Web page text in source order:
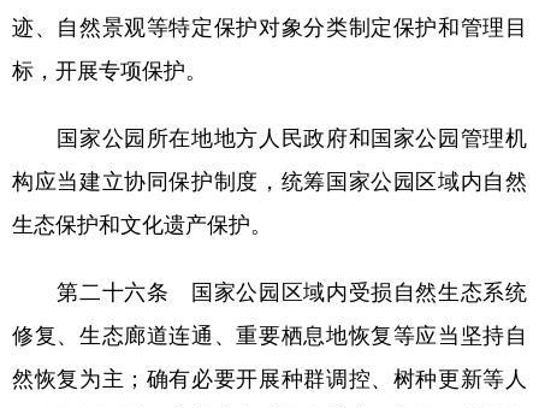
迹、自然景观等特定保护对象分类制定保护和管理目
标，开展专项保护。
国家公园所在地地方人民政府和国家公园管理机
构应当建立协同保护制度，统筹国家公园区域内自然
生态保护和文化遗产保护。
第二十六条 国家公园区域内受损自然生态系统
修复、生态廊道连通、重要栖息地恢复等应当坚持自
然恢复为主；确有必要开展种群调控、树种更新等人